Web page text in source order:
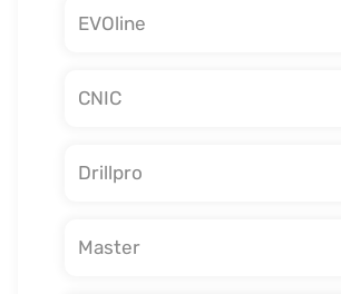
EVOline
CNIC
Drillpro
Master